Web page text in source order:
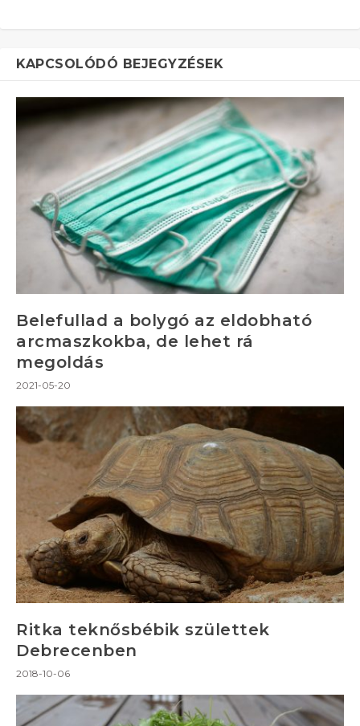
KAPCSOLÓDÓ BEJEGYZÉSEK
Belefullad a bolygó az eldobható
arcmaszkokba, de lehet rá
megoldás
2021-05-20
Ritka teknősbébik születtek
Debrecenben
2018-10-06